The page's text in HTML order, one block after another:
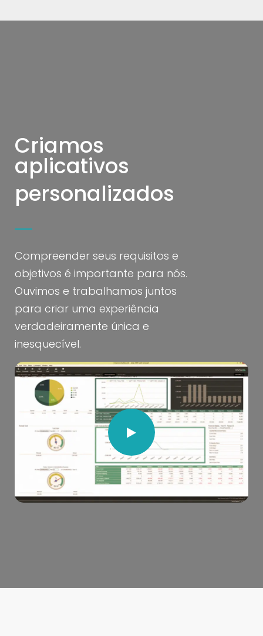
Criamos
aplicativos
personalizados
Compreender seus requisitos e
objetivos é importante para nós.
Ouvimos e trabalhamos juntos
para criar uma experiência
verdadeiramente única e
inesquecível.